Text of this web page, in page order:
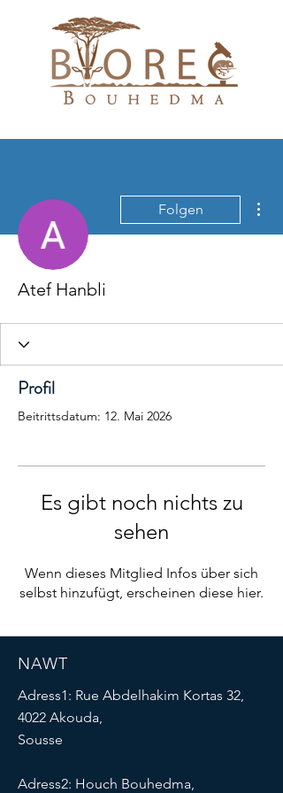
Folgen
Atef Hanbli
Profil
Beitrittsdatum: 12. Mai 2026
Es gibt noch nichts zu
sehen
Wenn dieses Mitglied Infos über sich
selbst hinzufügt, erscheinen diese hier.
NAWT
Adress1: Rue Abdelhakim Kortas 32,
4022 Akouda,
Sousse
Adress2: Houch Bouhedma,